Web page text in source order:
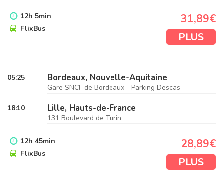
12h 5min
FlixBus
31,89€
PLUS
05:25 Bordeaux, Nouvelle-Aquitaine
Gare SNCF de Bordeaux - Parking Descas
18:10 Lille, Hauts-de-France
131 Boulevard de Turin
12h 45min
FlixBus
28,89€
PLUS